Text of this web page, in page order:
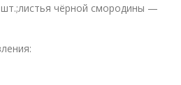
чёрной смородины —